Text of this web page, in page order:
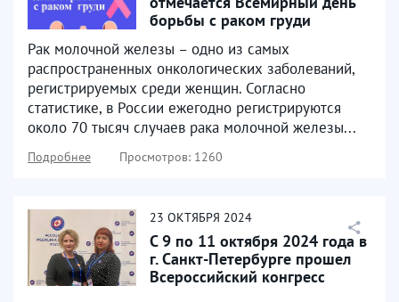
борьбы с раком груди
Рак молочной железы – одно из самых
распространенных онкологических заболеваний,
регистрируемых среди женщин. Согласно
статистике, в России ежегодно регистрируются
около 70 тысяч случаев рака молочной железы...
Подробнее Просмотров: 1260
23 ОКТЯБРЯ 2024
С 9 по 11 октября 2024 года в
г. Санкт-Петербурге прошел
Всероссийский конгресс